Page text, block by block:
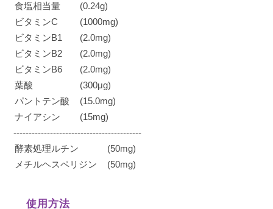
食塩相当量
(0.24g)
ビタミンC
(1000mg)
ビタミンB1
(2.0mg)
ビタミンB2
(2.0mg)
ビタミンB6
(2.0mg)
葉酸
(300μg)
パントテン酸
(15.0mg)
ナイアシン
(15mg)
------------------------------------------
酵素処理ルチン
(50mg)
メチルヘスペリジン
(50mg)
使用方法